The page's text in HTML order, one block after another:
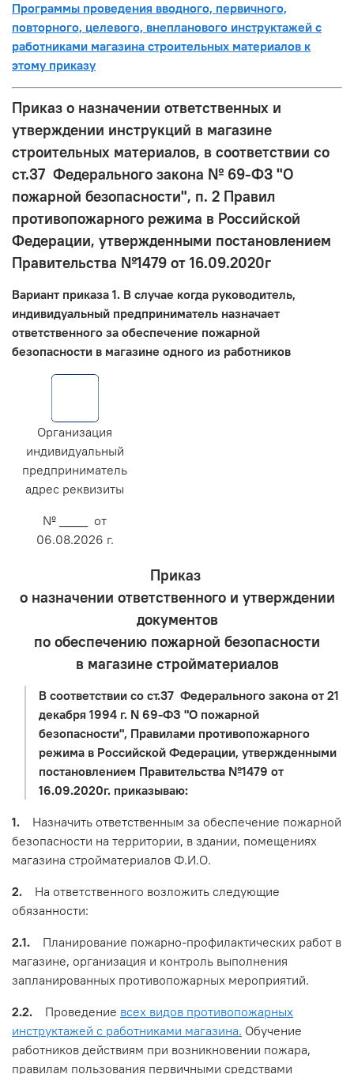
Программы проведения вводного, первичного,
повторного, целевого, внепланового инструктажей с
работниками магазина строительных материалов к
этому приказу
Приказ о назначении ответственных и
утверждении инструкций в магазине
строительных материалов, в соответствии со
ст.37 Федерального закона № 69-ФЗ "О
пожарной безопасности", п. 2 Правил
противопожарного режима в Российской
Федерации, утвержденными постановлением
Правительства №1479 от 16.09.2020г
Вариант приказа 1. В случае когда руководитель,
индивидуальный предприниматель назначает
ответственного за обеспечение пожарной
безопасности в магазине одного из работников
Организация
индивидуальный
предприниматель
адрес реквизиты
№ ____ от
06.08.2026 г.
Приказ
о назначении ответственного и утверждении
документов
по обеспечению пожарной безопасности
в магазине стройматериалов
В соответствии со ст.37 Федерального закона от 21
декабря 1994 г. N 69-ФЗ "О пожарной
безопасности", Правилами противопожарного
режима в Российской Федерации, утвержденными
постановлением Правительства №1479 от
16.09.2020г. приказываю:
1. Назначить ответственным за обеспечение пожарной
безопасности на территории, в здании, помещениях
магазина стройматериалов Ф.И.О.
2. На ответственного возложить следующие
обязанности:
2.1. Планирование пожарно-профилактических работ в
магазине, организация и контроль выполнения
запланированных противопожарных мероприятий.
2.2. Проведение всех видов противопожарных
инструктажей с работниками магазина. Обучение
работников действиям при возникновении пожара,
правилам пользования первичными средствами